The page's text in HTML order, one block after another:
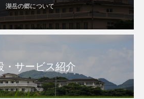
湖岳の郷について
・サービス紹介